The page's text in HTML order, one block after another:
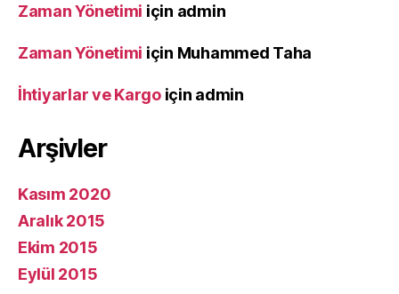
Zaman Yönetimi için admin
Zaman Yönetimi için Muhammed Taha
İhtiyarlar ve Kargoiçin admin
Arşivler
Kasım 2020
Aralık 2015
Ekim 2015
Eylül 2015